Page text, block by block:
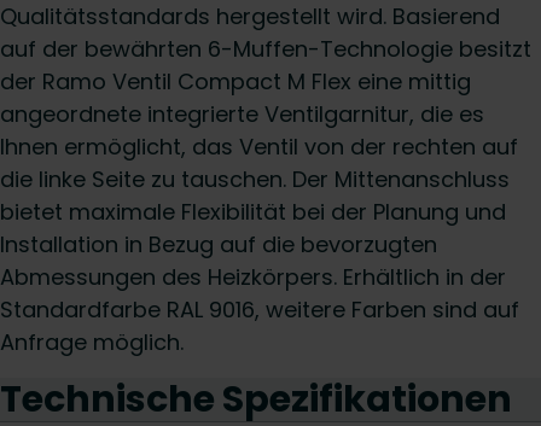
Qualitätsstandards hergestellt wird. Basierend
auf der bewährten 6-Muffen-Technologie besitzt
der Ramo Ventil Compact M Flex eine mittig
angeordnete integrierte Ventilgarnitur, die es
Ihnen ermöglicht, das Ventil von der rechten auf
die linke Seite zu tauschen. Der Mittenanschluss
bietet maximale Flexibilität bei der Planung und
Installation in Bezug auf die bevorzugten
Abmessungen des Heizkörpers. Erhältlich in der
Standardfarbe RAL 9016, weitere Farben sind auf
Anfrage möglich.
Technische Spezifikationen